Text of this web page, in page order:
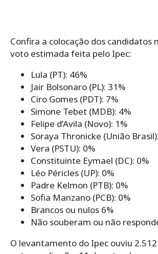
Confira a colocação dos candidatos
voto estimada feita pelo Ipec:
Lula (PT): 46%
Jair Bolsonaro (PL): 31%
Ciro Gomes (PDT): 7%
Simone Tebet (MDB): 4%
Felipe d’Avila (Novo): 1%
Soraya Thronicke (União
Vera (PSTU): 0%
Constituinte Eymael (DC): 0%
Léo Péricles (UP): 0%
Padre Kelmon (PTB): 0%
Sofia Manzano (PCB): 0%
Brancos ou nulos 6%
Não souberam ou não
O levantamento do Ipec ouviu